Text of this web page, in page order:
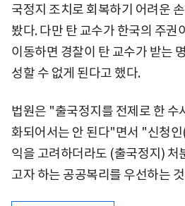
국정지 조치로 회복하기 어려운
봤다. 다만 탄 교수가 한국의 주권
이동하면 경찰이 탄 교수가 받는
성할 수 없게 된다고 했다.
법원은 "출국정지를 전제로 한 수
화되어서는 안 된다"면서 "신청인
익을 고려하더라도 (출국정지) 처
고자 하는 공공복리를 우선하는